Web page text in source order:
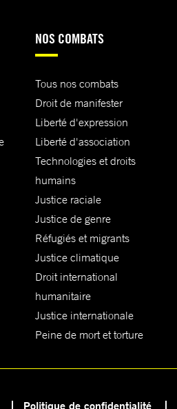
NOS COMBATS
Tous nos combats
Droit de manifester
Liberté d'expression
Liberté d'association
Technologies et droits
humains
Justice raciale
Justice de genre
Réfugiés et migrants
Justice climatique
Droit international
humanitaire
Justice internationale
Peine de mort et torture
Politique de confidentialité